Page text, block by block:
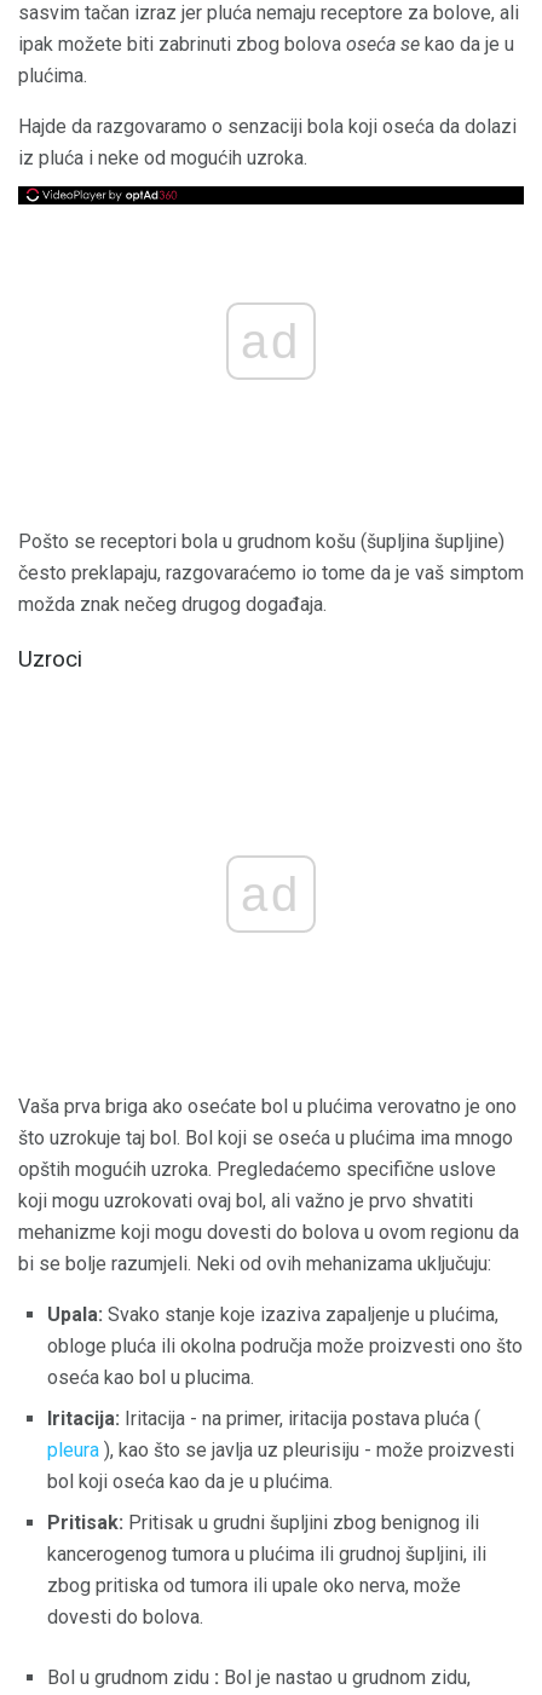
sasvim tačan izraz jer pluća nemaju receptore za bolove, ali
ipak možete biti zabrinuti zbog bolova oseća se kao da je u
plućima.
Hajde da razgovaramo o senzaciji bola koji oseća da dolazi
iz pluća i neke od mogućih uzroka.
ad
Pošto se receptori bola u grudnom košu (šupljina šupljine)
često preklapaju, razgovaraćemo io tome da je vaš simptom
možda znak nečeg drugog događaja.
Uzroci
ad
Vaša prva briga ako osećate bol u plućima verovatno je ono
što uzrokuje taj bol. Bol koji se oseća u plućima ima mnogo
opštih mogućih uzroka. Pregledaćemo specifične uslove
koji mogu uzrokovati ovaj bol, ali važno je prvo shvatiti
mehanizme koji mogu dovesti do bolova u ovom regionu da
bi se bolje razumjeli. Neki od ovih mehanizama uključuju:
Upala: Svako stanje koje izaziva zapaljenje u plućima,
obloge pluća ili okolna područja može proizvesti ono što
oseća kao bol u plucima.
Iritacija: Iritacija - na primer, iritacija postava pluća (
pleura ), kao što se javlja uz pleurisiju - može proizvesti
bol koji oseća kao da je u plućima.
Pritisak: Pritisak u grudni šupljini zbog benignog ili
kancerogenog tumora u plućima ili grudnoj šupljini, ili
zbog pritiska od tumora ili upale oko nerva, može
dovesti do bolova.
Bol u grudnom zidu : Bol je nastao u grudnom zidu,